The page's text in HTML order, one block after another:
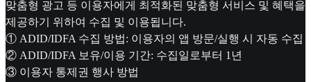
맞춤형 광고 등 이용자에게 최적화된 맞춤형 서비스 및 혜택을
제공하기 위하여 수집 및 이용됩니다.
① ADID/IDFA 수집 방법: 이용자의 앱 방문/실행 시 자동 수집
② ADID/IDFA 보유/이용 기간: 수집일로부터 1년
③ 이용자 통제권 행사 방법